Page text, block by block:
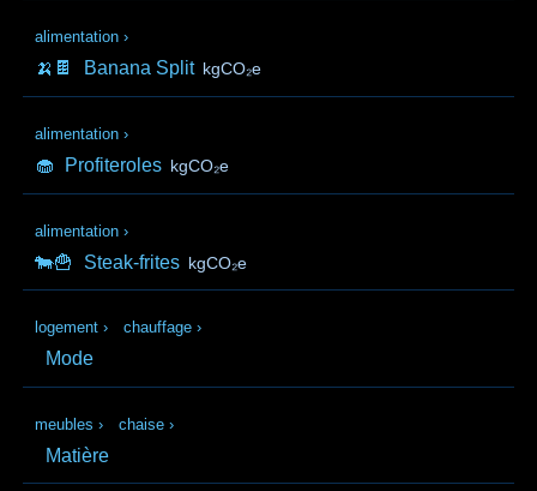
alimentation ›
🍌🍫 Banana Split kgCO₂e
alimentation ›
🧁 Profiteroles kgCO₂e
alimentation ›
🐄🍟 Steak-frites kgCO₂e
logement › chauffage ›
Mode
meubles › chaise ›
Matière